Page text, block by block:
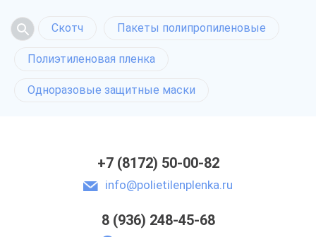
Скотч Пакеты полипропиленовые
Полиэтиленовая пленка
Одноразовые защитные маски
+7 (8172) 50-00-82
info@polietilenplenka.ru
8 (936) 248-45-68